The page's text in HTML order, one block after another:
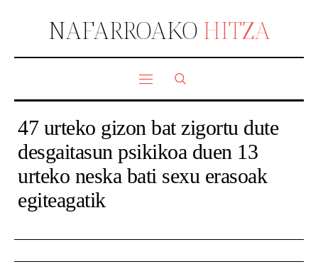
NAFARROAKO HITZA
47 urteko gizon bat zigortu dute
desgaitasun psikikoa duen 13
urteko neska bati sexu erasoak
egiteagatik